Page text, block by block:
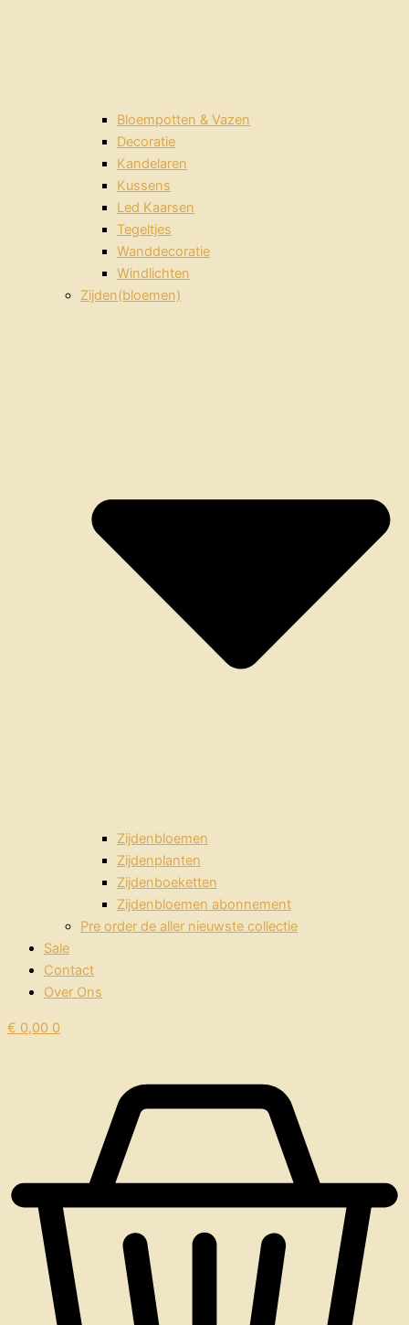
Bloempotten & Vazen
Decoratie
Kandelaren
Kussens
Led Kaarsen
Tegeltjes
Wanddecoratie
Windlichten
Zijden(bloemen)
Zijdenbloemen
Zijdenplanten
Zijdenboeketten
Zijdenbloemen abonnement
Pre order de aller nieuwste collectie
Sale
Contact
Over Ons
€ 0,00 0